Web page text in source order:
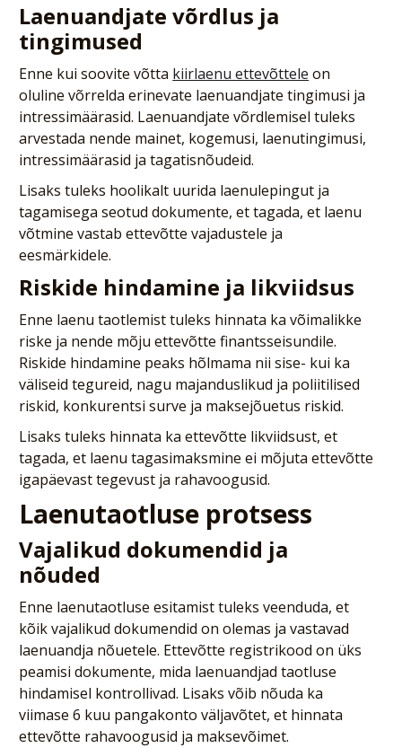
Laenuandjate võrdlus ja
tingimused
Enne kui soovite võtta kiirlaenu ettevõttele on
oluline võrrelda erinevate laenuandjate tingimusi ja
intressimäärasid. Laenuandjate võrdlemisel tuleks
arvestada nende mainet, kogemusi, laenutingimusi,
intressimäärasid ja tagatisnõudeid.
Lisaks tuleks hoolikalt uurida laenulepingut ja
tagamisega seotud dokumente, et tagada, et laenu
võtmine vastab ettevõtte vajadustele ja
eesmärkidele.
Riskide hindamine ja likviidsus
Enne laenu taotlemist tuleks hinnata ka võimalikke
riske ja nende mõju ettevõtte finantsseisundile.
Riskide hindamine peaks hõlmama nii sise- kui ka
väliseid tegureid, nagu majanduslikud ja poliitilised
riskid, konkurentsi surve ja maksejõuetus riskid.
Lisaks tuleks hinnata ka ettevõtte likviidsust, et
tagada, et laenu tagasimaksmine ei mõjuta ettevõtte
igapäevast tegevust ja rahavoogusid.
Laenutaotluse protsess
Vajalikud dokumendid ja
nõuded
Enne laenutaotluse esitamist tuleks veenduda, et
kõik vajalikud dokumendid on olemas ja vastavad
laenuandja nõuetele. Ettevõtte registrikood on üks
peamisi dokumente, mida laenuandjad taotluse
hindamisel kontrollivad. Lisaks võib nõuda ka
viimase 6 kuu pangakonto väljavõtet, et hinnata
ettevõtte rahavoogusid ja maksevõimet.